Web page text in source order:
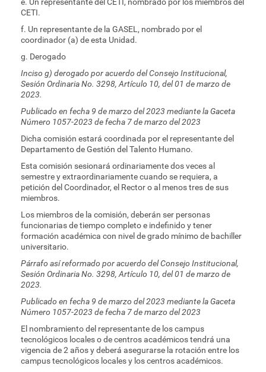
CETI.
f. Un representante de la GASEL, nombrado por el
coordinador (a) de esta Unidad.
g. Derogado
Inciso g) derogado por acuerdo del Consejo Institucional,
Sesión Ordinaria No. 3298, Artículo 10, del 01 de marzo de
2023.
Publicado en fecha 9 de marzo del 2023 mediante la Gaceta
Número 1057-2023 de fecha 7 de marzo del 2023
Dicha comisión estará coordinada por el representante del
Departamento de Gestión del Talento Humano.
Esta comisión sesionará ordinariamente dos veces al
semestre y extraordinariamente cuando se requiera, a
petición del Coordinador, el Rector o al menos tres de sus
miembros.
Los miembros de la comisión, deberán ser personas
funcionarias de tiempo completo e indefinido y tener
formación académica con nivel de grado mínimo de bachiller
universitario.
Párrafo así reformado por acuerdo del Consejo Institucional,
Sesión Ordinaria No. 3298, Artículo 10, del 01 de marzo de
2023.
Publicado en fecha 9 de marzo del 2023 mediante la Gaceta
Número 1057-2023 de fecha 7 de marzo del 2023
El nombramiento del representante de los campus
tecnológicos locales o de centros académicos tendrá una
vigencia de 2 años y deberá asegurarse la rotación entre los
campus tecnológicos locales y los centros académicos.